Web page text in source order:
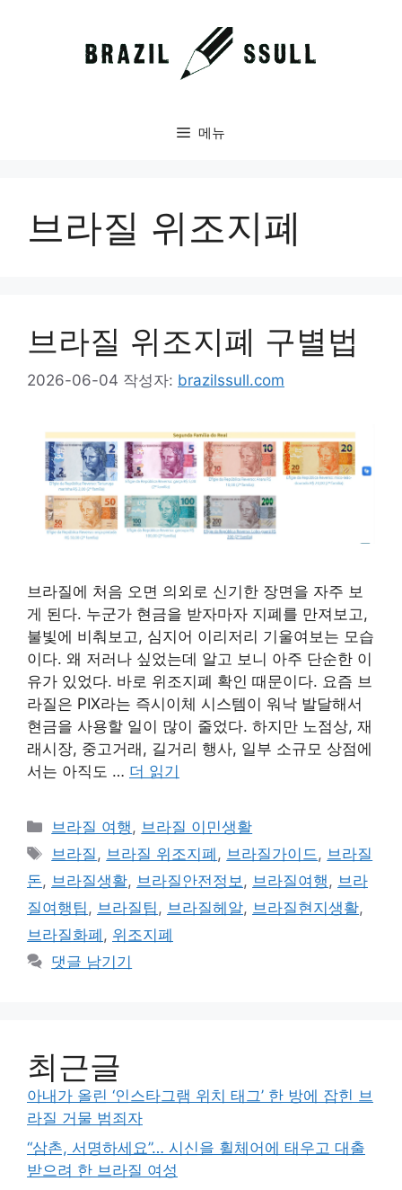
메뉴
브라질 위조지폐
브라질 위조지폐 구별법
2026-06-04 작성자: brazilssull.com
브라질에 처음 오면 의외로 신기한 장면을 자주 보
게 된다. 누군가 현금을 받자마자 지폐를 만져보고,
불빛에 비춰보고, 심지어 이리저리 기울여보는 모습
이다. 왜 저러나 싶었는데 알고 보니 아주 단순한 이
유가 있었다. 바로 위조지폐 확인 때문이다. 요즘 브
라질은 PIX라는 즉시이체 시스템이 워낙 발달해서
현금을 사용할 일이 많이 줄었다. 하지만 노점상, 재
래시장, 중고거래, 길거리 행사, 일부 소규모 상점에
서는 아직도 … 더 읽기
카
테
리
브라질 여행 , 브라질 이민생활
태
그
브라질 , 브라질 위조지폐 , 브라질가이드 , 브라질
돈, 브라질생활, 브라질안전정보 , 브라질여행 , 브라
질여행팁 , 브라질팁 , 브라질헤알, 브라질현지생활,
브라질화폐 , 위조지폐
댓글 남기기
최근글
아내가 올린 ‘인스타그램 위치 태그’ 한 방에 잡힌 브
라질 거물 범죄자
“삼촌, 서명하세요”… 시신을 휠체어에 태우고 대출
받으려 한 브라질 여성